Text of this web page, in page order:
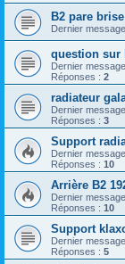
B2 pare brise
Dernier
question sur
Dernier
Réponses : 2
radiateur
Dernier
Réponses : 3
Support
Dernier
Réponses : 10
Arrière B2
Dernier
Réponses : 10
Support
Dernier
Réponses : 5